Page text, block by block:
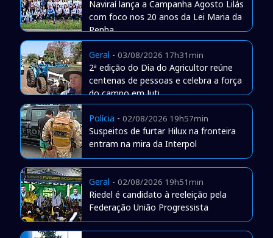
Naviraí lança a Campanha Agosto Lilás
com foco nos 20 anos da Lei Maria da
Penha
Geral - 03/08/2026 17h31min
2ª edição do Dia do Agricultor reúne
centenas de pessoas e celebra a força
do campo em Juti
Polícia - 02/08/2026 19h57min
Suspeitos de furtar Hilux na fronteira
entram na mira da Interpol
Geral - 02/08/2026 19h51min
Riedel é candidato à reeleição pela
Federação União Progressista